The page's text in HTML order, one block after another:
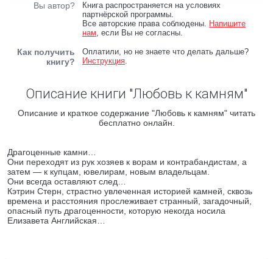
Вы автор?
Книга распространяется на условиях
партнёрской программы.
Все авторские права соблюдены. Напишите
нам, если Вы не согласны.
Как получить
книгу?
Оплатили, но не знаете что делать дальше?
Инструкция.
Описание книги "Любовь к камням"
Описание и краткое содержание "Любовь к камням" читать
бесплатно онлайн.
Драгоценные камни…
Они переходят из рук хозяев к ворам и контрабандистам, а
затем — к купцам, ювелирам, новым владельцам.
Они всегда оставляют след…
Кэтрин Стерн, страстно увлеченная историей камней, сквозь
времена и расстояния прослеживает странный, загадочный,
опасный путь драгоценности, которую некогда носила
Елизавета Английская…